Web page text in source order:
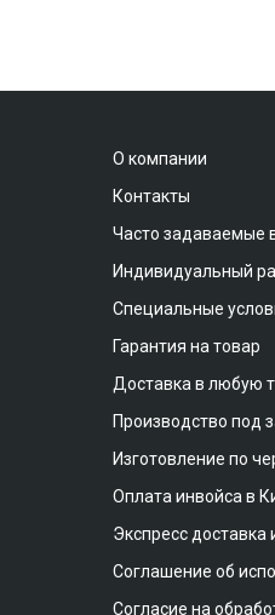
О компании
Контакты
Часто задаваемые
Индивидуальный
Специальные
Гарантия на товар
Доставка в любую
Производство под
Изготовление по
Оплата инвойса в
Экспресс доставка
Соглашение об
Согласие на